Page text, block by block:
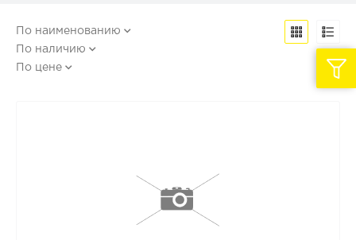
По наименованию
По наличию
По цене